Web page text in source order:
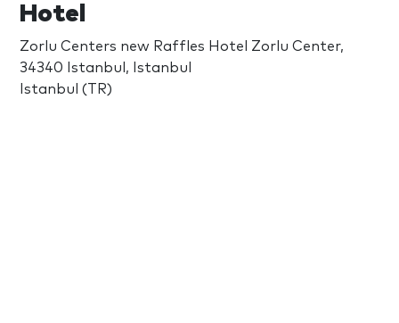
Hotel
Zorlu Centers new Raffles Hotel Zorlu Center,
34340 Istanbul, Istanbul
Istanbul (TR)